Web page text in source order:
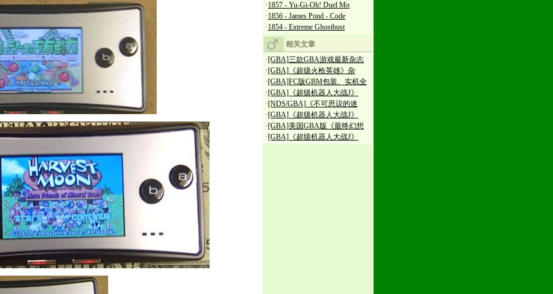
·1857 - Yu-Gi-Oh! Duel Mo
·1856 - James Pond - Code
·1854 - Extreme Ghostbust
相关文章
·[GBA]三款GBA游戏最新杂志
·[GBA]《超级火枪英雄》杂
·[GBA]FC版GBM包装、实机全
·[GBA]《超级机器人大战J》
·[NDS/GBA]《不可思议的迷
·[GBA]《超级机器人大战J》
·[GBA]美国GBA版《最终幻想
·[GBA]《超级机器人大战J》